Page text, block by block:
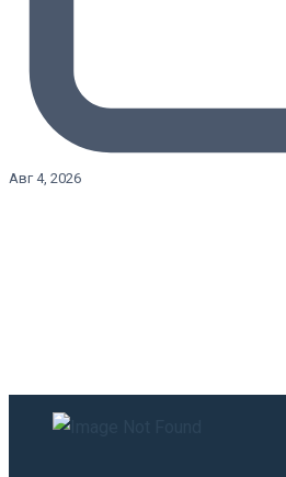
Авг 4, 2026